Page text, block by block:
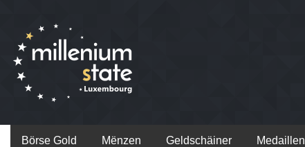
Börse Gold Mënzen Geldschäiner Medaillen